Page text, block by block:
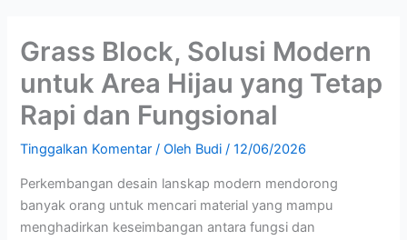
Grass Block, Solusi Modern
untuk Area Hijau yang Tetap
Rapi dan Fungsional
Tinggalkan Komentar / Oleh Budi/12/06/2026
Perkembangan desain lanskap modern mendorong
banyak orang untuk mencari material yang mampu
menghadirkan keseimbangan antara fungsi dan